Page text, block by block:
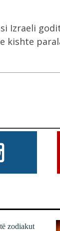
Izraeli
kishte
zodiakut